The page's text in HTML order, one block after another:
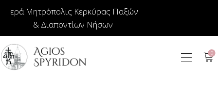
Ιερά Μητρόπολις Κερκύρας Παξών
& Διαποντίων Νήσων
0